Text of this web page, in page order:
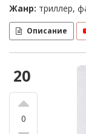
Жанр: триллер,
Описание
20
0